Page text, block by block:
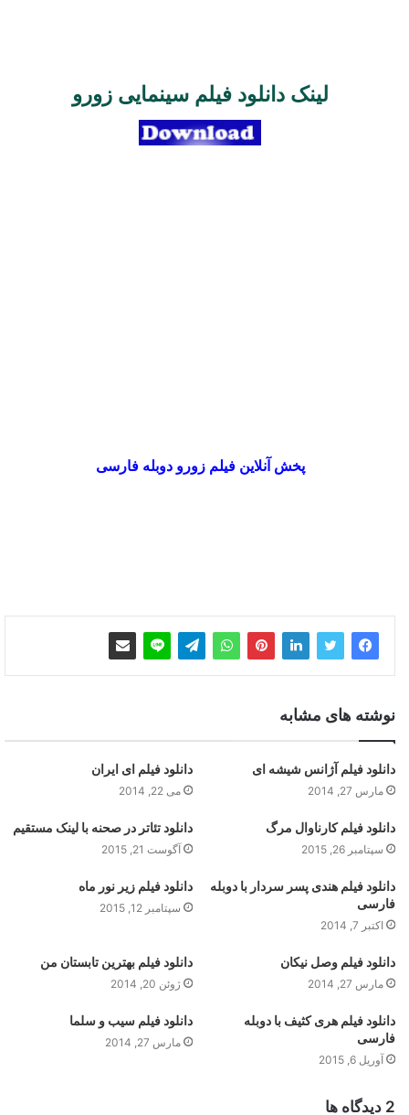
لینک دانلود فیلم سینمایی زورو
پخش آنلاین فیلم زورو دوبله فارسی
نوشته های مشابه
دانلود فیلم آژانس شیشه ای
مارس 27, 2014
دانلود فیلم ای ایران
می 22, 2014
دانلود فیلم کارناوال مرگ
سپتامبر 26, 2015
دانلود تئاتر در صحنه با لینک مستقیم
آگوست 21, 2015
دانلود فیلم هندی پسر سردار با دوبله
فارسی
اکتبر 7, 2014
دانلود فیلم زیر نور ماه
سپتامبر 12, 2015
دانلود فیلم وصل نیکان
مارس 27, 2014
دانلود فیلم بهترین تابستان من
ژوئن 20, 2014
دانلود فیلم هری کثیف با دوبله
فارسی
آوریل 6, 2015
دانلود فیلم سیب و سلما
مارس 27, 2014
‫2 دیدگاه ها